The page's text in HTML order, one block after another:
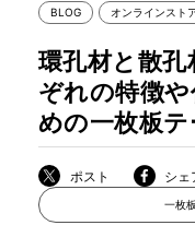
一枚板
BLOG オンラインスト
環孔材と散
ぞれの特徴
めの一枚板
ポスト シェ
一枚